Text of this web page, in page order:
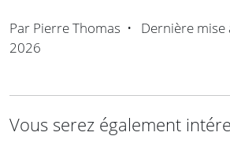
Par Pierre Thomas • Dernière mise
2026
Vous serez également